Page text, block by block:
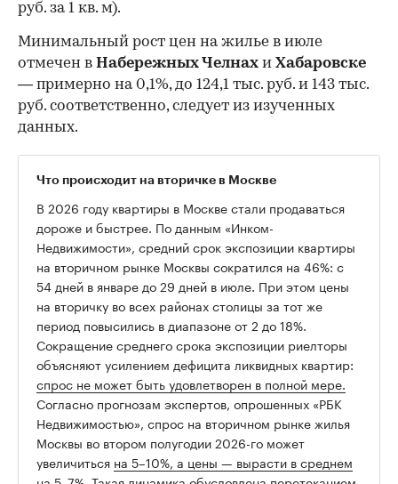
руб. за 1 кв. м).
Минимальный рост цен на жилье в июле
отмечен в Набережных Челнах и Хабаровске
— примерно на 0,1%, до 124,1 тыс. руб. и 143 тыс.
руб. соответственно, следует из изученных
данных.
Что происходит на вторичке в Москве
В 2026 году квартиры в Москве стали продаваться
дороже и быстрее. По данным «Инком-
Недвижимости», средний срок экспозиции квартиры
на вторичном рынке Москвы сократился на 46%: с
54 дней в январе до 29 дней в июле. При этом цены
на вторичку во всех районах столицы за тот же
период повысились в диапазоне от 2 до 18%.
Сокращение среднего срока экспозиции риелторы
объясняют усилением дефицита ликвидных квартир:
спрос не может быть удовлетворен в полной мере.
Согласно прогнозам экспертов, опрошенных «РБК
Недвижимостью», спрос на вторичном рынке жилья
Москвы во втором полугодии 2026-го может
увеличиться на 5–10%, а цены — вырасти в среднем